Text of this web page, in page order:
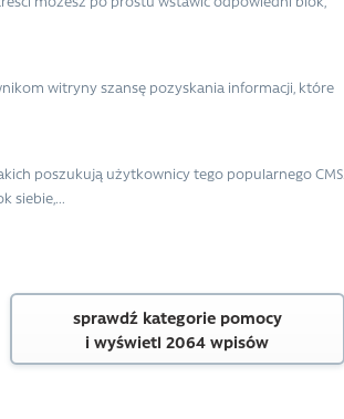
witryny szansę pozyskania informacji, które
poszukują użytkownicy tego popularnego CMS.
sprawdź kategorie pomocy
i wyświetl 2064 wpisów